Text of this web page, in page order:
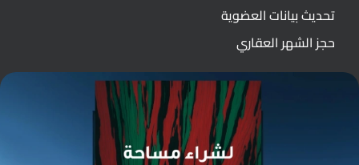
تحديث بيانات العضوية
حجز الشهر العقاري